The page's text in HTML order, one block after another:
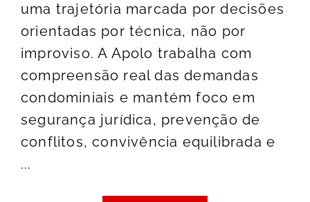
uma trajetória marcada por decisões
orientadas por técnica, não por
improviso. A Apolo trabalha com
compreensão real das demandas
condominiais e mantém foco em
segurança jurídica, prevenção de
conflitos, convivência equilibrada e
...